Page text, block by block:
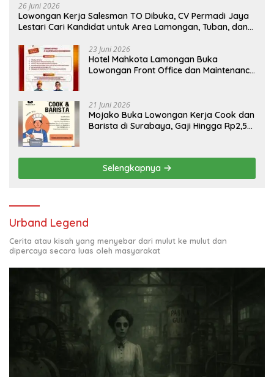
26 Juni 2026
Lowongan Kerja Salesman TO Dibuka, CV Permadi Jaya
Lestari Cari Kandidat untuk Area Lamongan, Tuban, dan
23 Juni 2026
Hotel Mahkota Lamongan Buka
Lowongan Front Office dan Maintenance
21 Juni 2026
Mojako Buka Lowongan Kerja Cook dan
Barista di Surabaya, Gaji Hingga Rp2,5
Selengkapnya
Urband Legend
Cerita atau kisah yang menyebar dari mulut ke mulut dan
dipercaya secara luas oleh masyarakat